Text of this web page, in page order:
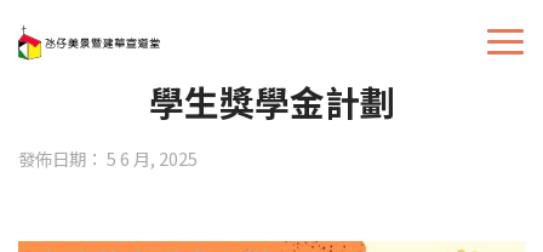
學生獎學金計劃
發佈日期： 5 6 月, 2025